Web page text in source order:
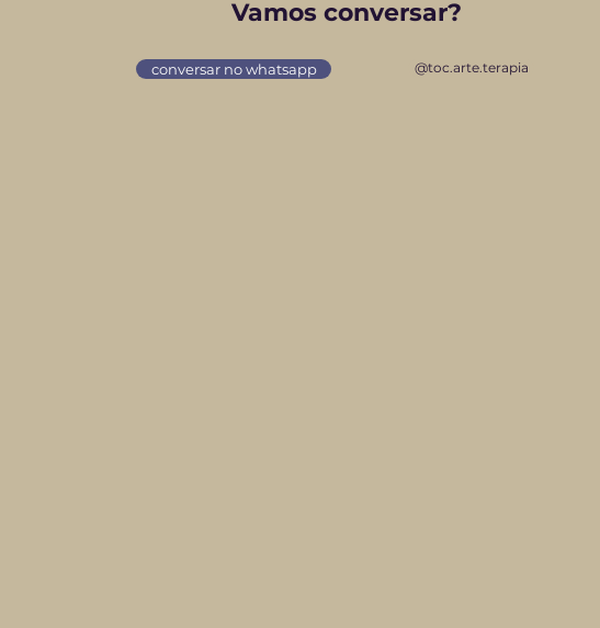
Vamos conversar?
conversar no whatsapp @toc.arte.terapia